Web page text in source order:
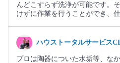
んどこすらず洗浄が可能です。
けずに作業を行うことができ、
ハウストータルサービス
プロは陶器についた水垢等、な